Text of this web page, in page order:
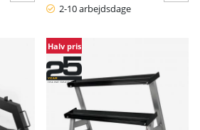
2-10 arbejdsdage
Halv pris